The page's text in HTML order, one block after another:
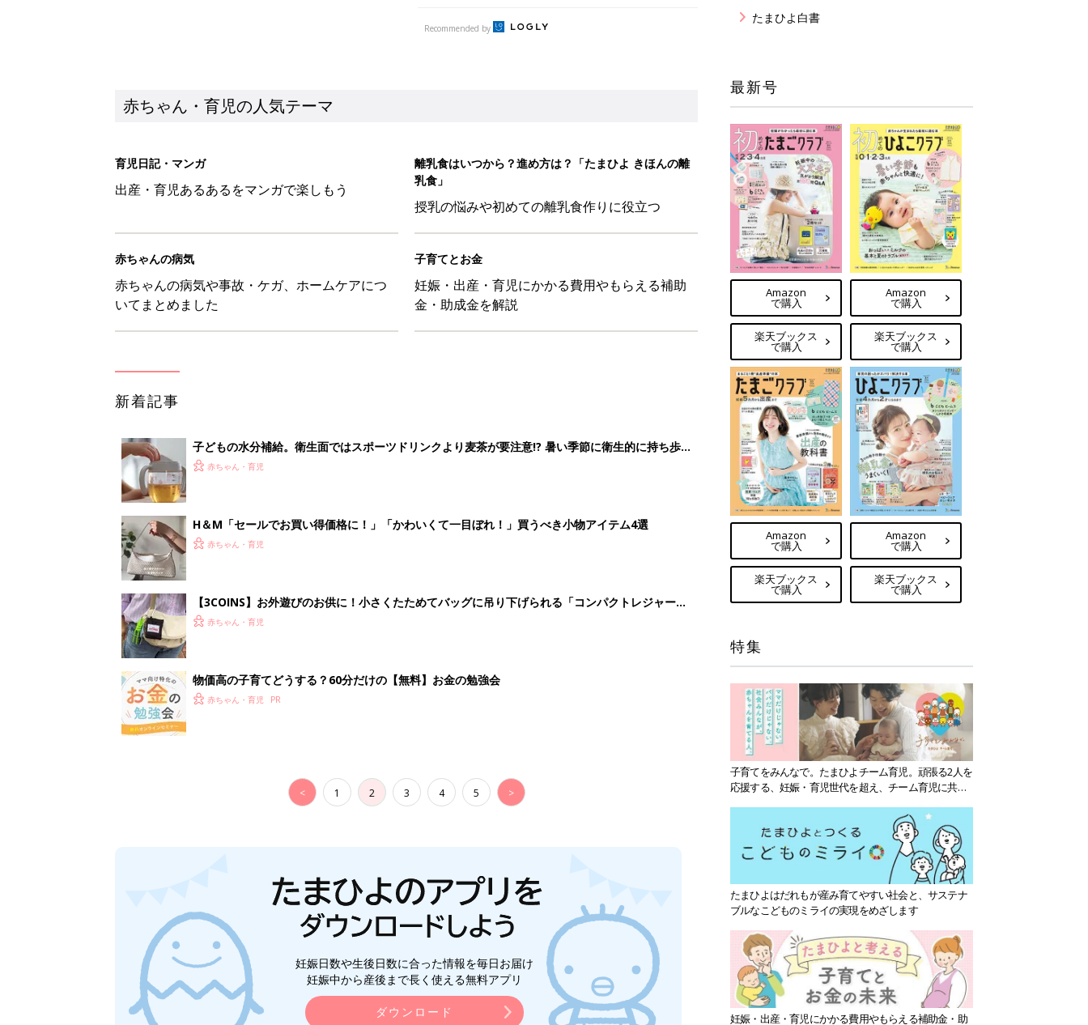
妊娠・出産・育児にかかる費用やもらえる補助
金・助成金を解説
子どもの水分補給。衛生面ではスポーツドリンクより麦茶が要注意!? 暑い季節に衛生的に持ち歩
く3つのコツとは？【専門家監修】
赤ちゃん・育児
H＆М「セールでお買い得価格に！」「かわいくて一目ぼれ！」買うべき小物アイテム4選
赤ちゃん・育児
【3COINS】お外遊びのお供に！小さくたためてバッグに吊り下げられる「コンパクトレジャーシ
< 1 2 3 4 5 >
たまひよ白書
最新号
Amazon
で購入
楽天ブックス
で購入
Amazon
で購入
楽天ブックス
で購入
Amazon
で購入
楽天ブックス
で購入
Amazon
で購入
楽天ブックス
で購入
特集
子育てをみんなで。たまひよチーム育児。頑張る2人を
応援する、妊娠・育児世代を超え、チーム育児に共感
たまひよはだれもが産み育てやすい社会と、サステナ
ブルなこどものミライの実現をめざします
妊娠・出産・育児にかかる費用やもらえる補助金・助